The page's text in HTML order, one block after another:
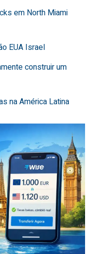
em North Miami
EUA Israel
construir um
na América Latina